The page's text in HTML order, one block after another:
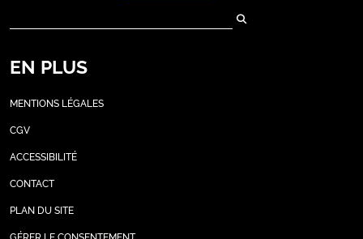
EN PLUS
MENTIONS LÉGALES
CGV
ACCESSIBILITÉ
CONTACT
PLAN DU SITE